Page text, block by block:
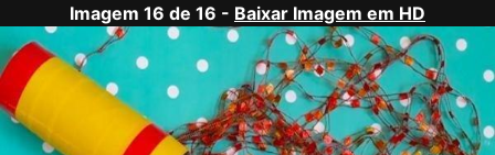
Imagem 16 de 16 - Baixar Imagem em HD